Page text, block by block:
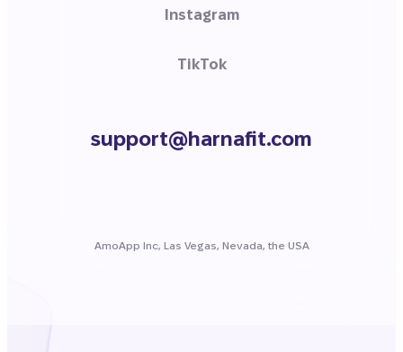
Instagram
TikTok
support@harnafit.com
AmoApp Inc, Las Vegas, Nevada, the USA